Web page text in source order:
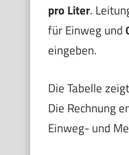
pro Liter.
für Einweg und
eingeben.
Die Tabelle
Die Rechnung
Einweg- und